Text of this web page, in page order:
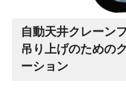
自動天井クレーン
吊り上げのための
ーション